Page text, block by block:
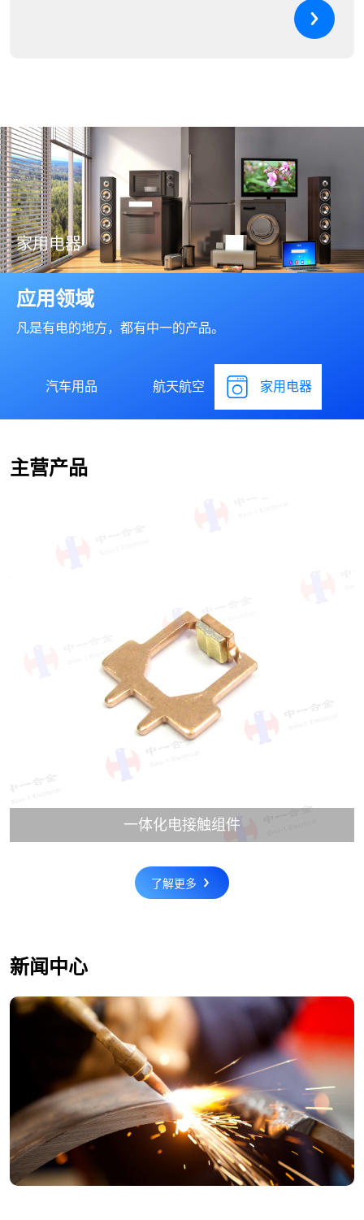
家用电器
电气材料广泛应用于电源管理、电路板、开关与传感器，支持家电
产品的高效能、长寿命和安全性，如冰箱、洗衣机、空调等。
应用领域
凡是有电的地方，都有中一的产品。
汽车用品 航天航空 家用电器
主营产品
一体化电接触组件
了解更多
新闻中心